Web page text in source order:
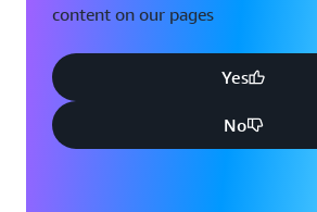
content on our pages
Yes
No